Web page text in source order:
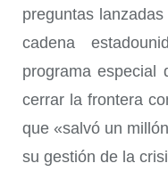
preguntas
cadena
programa especial
cerrar la frontera
que «salvó un
su gestión de la